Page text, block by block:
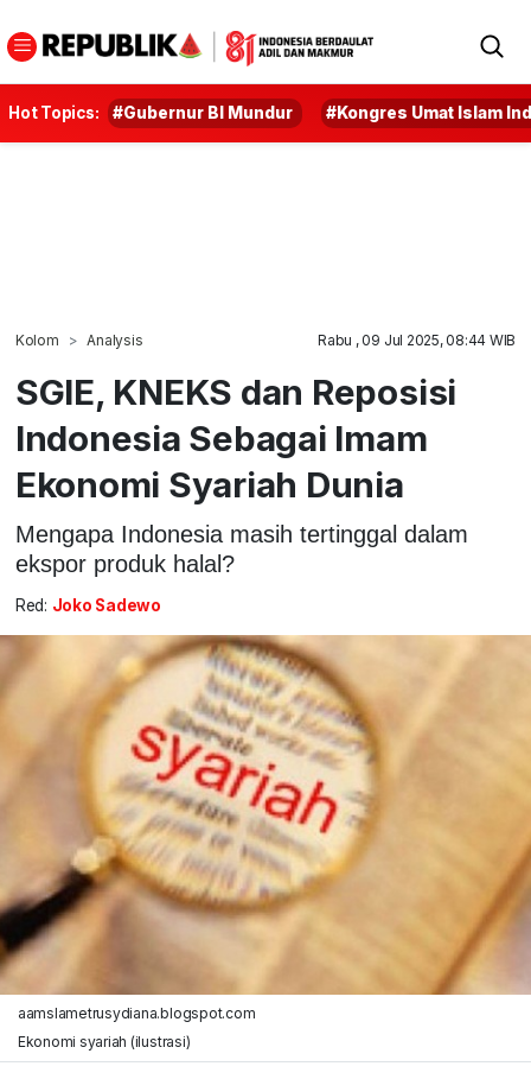
Hot Topics: #Gubernur BI Mundur #Kongres Umat Islam
Kolom Analysis Rabu , 09 Jul 2025, 08:44 WIB
SGIE, KNEKS dan Reposisi
Indonesia Sebagai Imam
Ekonomi Syariah Dunia
Mengapa Indonesia masih tertinggal dalam
ekspor produk halal?
Red: Joko Sadewo
aamslametrusydiana.blogspot.com
Ekonomi syariah (ilustrasi)